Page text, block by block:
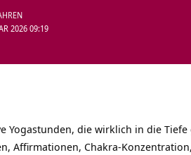
2026 09:19
Yogastunden, die wirklich in die
Affirmationen, Chakra-